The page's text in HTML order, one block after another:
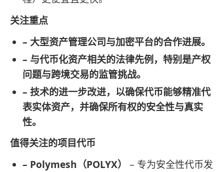
关注重点
– 大型资产管理公司与加密平台的合作进展。
– 与代币化资产相关的法律先例，特别是产权
问题与跨境交易的监管挑战。
– 技术的进一步改进，以确保代币能够精准代
表实体资产，并确保所有权的安全性与真实
性。
值得关注的项目代币
– Polymesh（POLYX）
– 专为安全性代币发